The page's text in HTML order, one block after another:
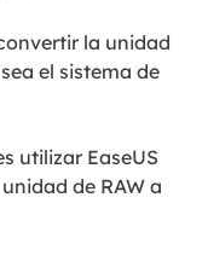
la unidad
el sistema de
utilizar EaseUS
de RAW a